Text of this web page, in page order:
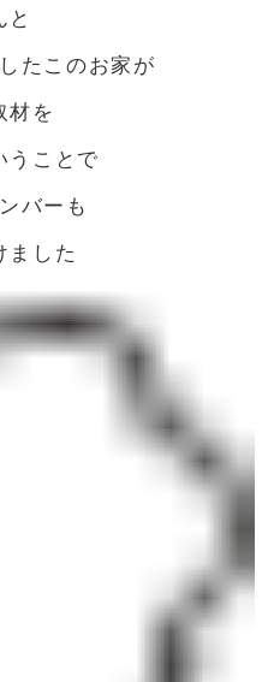
と
たこのお家が
材を
うことで
バーも
ました